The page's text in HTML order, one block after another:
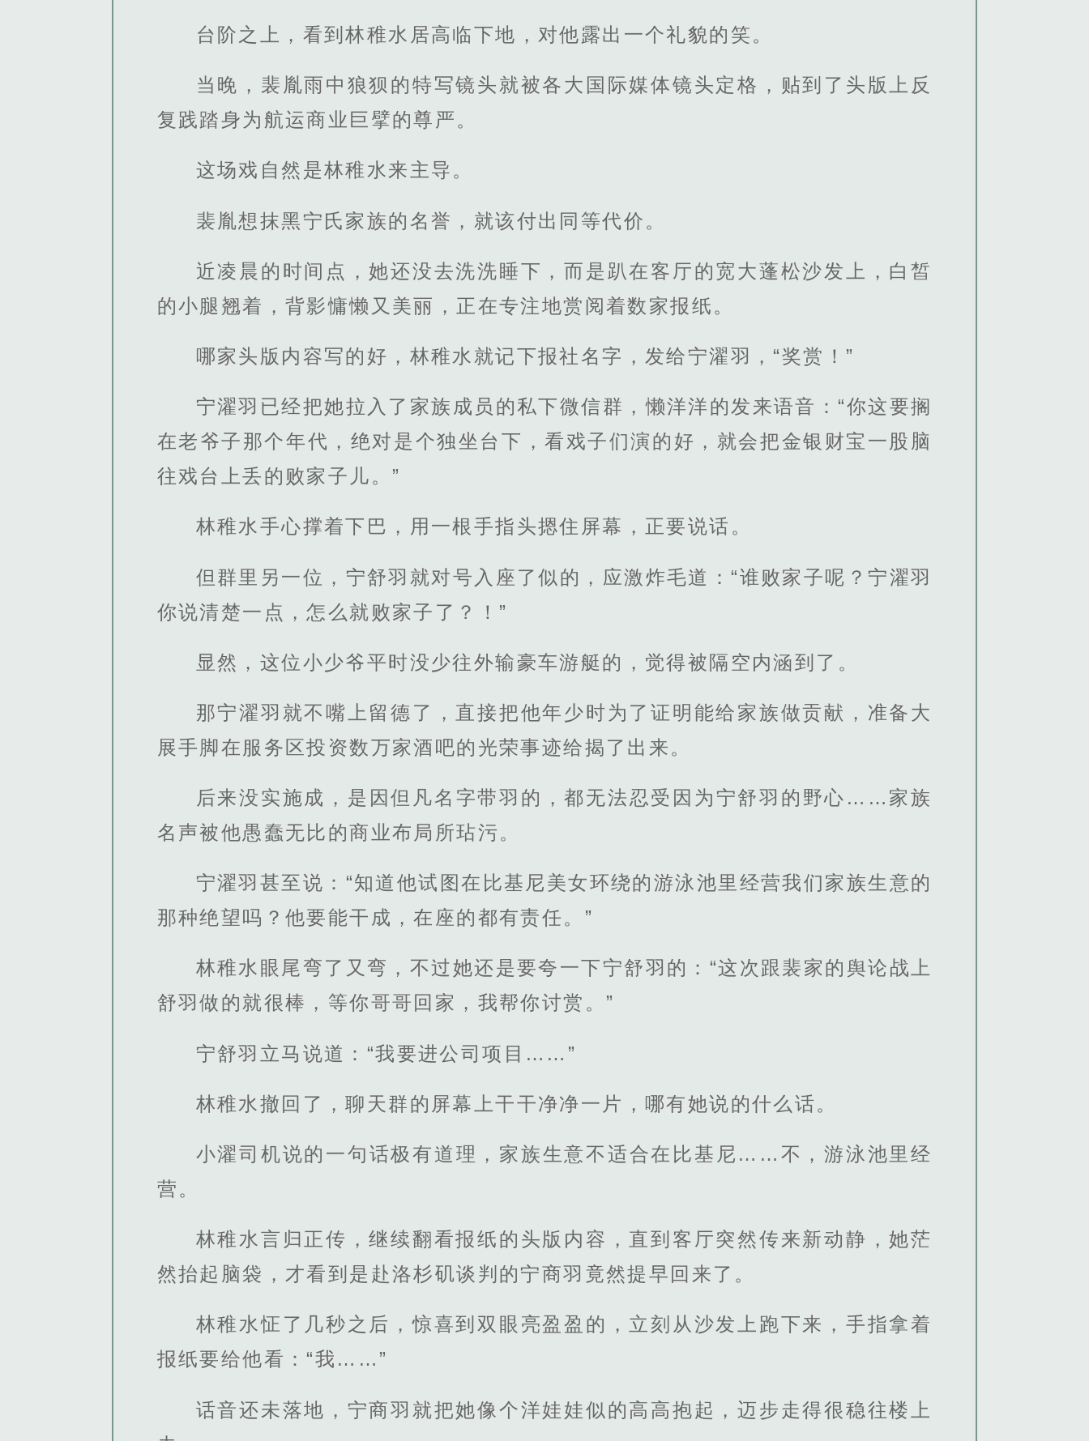
台阶之上，看到林稚水居高临下地，对他露出一个礼貌的笑。
当晚，裴胤雨中狼狈的特写镜头就被各大国际媒体镜头定格，贴到了头版上反
复践踏身为航运商业巨擘的尊严。
这场戏自然是林稚水来主导。
裴胤想抹黑宁氏家族的名誉，就该付出同等代价。
近凌晨的时间点，她还没去洗洗睡下，而是趴在客厅的宽大蓬松沙发上，白皙
的小腿翘着，背影慵懒又美丽，正在专注地赏阅着数家报纸。
哪家头版内容写的好，林稚水就记下报社名字，发给宁濯羽，“奖赏！”
宁濯羽已经把她拉入了家族成员的私下微信群，懒洋洋的发来语音：“你这要搁
在老爷子那个年代，绝对是个独坐台下，看戏子们演的好，就会把金银财宝一股脑
往戏台上丢的败家子儿。”
林稚水手心撑着下巴，用一根手指头摁住屏幕，正要说话。
但群里另一位，宁舒羽就对号入座了似的，应激炸毛道：“谁败家子呢？宁濯羽
你说清楚一点，怎么就败家子了？！”
显然，这位小少爷平时没少往外输豪车游艇的，觉得被隔空内涵到了。
那宁濯羽就不嘴上留德了，直接把他年少时为了证明能给家族做贡献，准备大
展手脚在服务区投资数万家酒吧的光荣事迹给揭了出来。
后来没实施成，是因但凡名字带羽的，都无法忍受因为宁舒羽的野心……家族
名声被他愚蠢无比的商业布局所玷污。
宁濯羽甚至说：“知道他试图在比基尼美女环绕的游泳池里经营我们家族生意的
那种绝望吗？他要能干成，在座的都有责任。”
林稚水眼尾弯了又弯，不过她还是要夸一下宁舒羽的：“这次跟裴家的舆论战上
舒羽做的就很棒，等你哥哥回家，我帮你讨赏。”
宁舒羽立马说道：“我要进公司项目……”
林稚水撤回了，聊天群的屏幕上干干净净一片，哪有她说的什么话。
小濯司机说的一句话极有道理，家族生意不适合在比基尼……不，游泳池里经
营。
林稚水言归正传，继续翻看报纸的头版内容，直到客厅突然传来新动静，她茫
然抬起脑袋，才看到是赴洛杉矶谈判的宁商羽竟然提早回来了。
林稚水怔了几秒之后，惊喜到双眼亮盈盈的，立刻从沙发上跑下来，手指拿着
报纸要给他看：“我……”
话音还未落地，宁商羽就把她像个洋娃娃似的高高抱起，迈步走得很稳往楼上